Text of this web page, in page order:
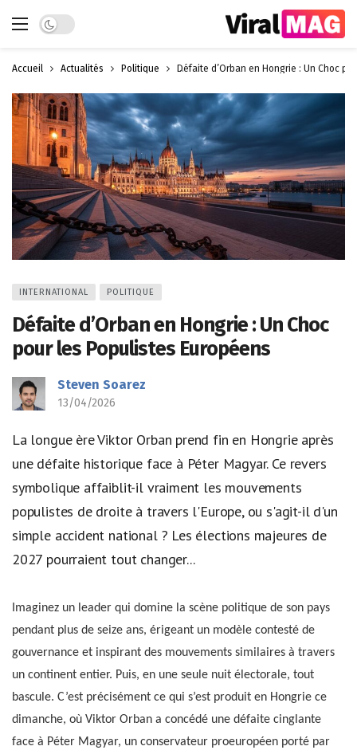
Dark mode
Accueil Actualités Politique Défaite d’Orban en Hongrie : Un Choc
INTERNATIONAL POLITIQUE
Défaite d’Orban en Hongrie : Un Choc
pour les Populistes Européens
Steven Soarez
13/04/2026
La longue ère Viktor Orban prend fin en Hongrie après
une défaite historique face à Péter Magyar. Ce revers
symbolique affaiblit-il vraiment les mouvements
populistes de droite à travers l'Europe, ou s'agit-il d'un
simple accident national ? Les élections majeures de
2027 pourraient tout changer...
Imaginez un leader qui domine la scène politique de son pays
pendant plus de seize ans, érigeant un modèle contesté de
gouvernance et inspirant des mouvements similaires à travers
un continent entier. Puis, en une seule nuit électorale, tout
bascule. C’est précisément ce qui s’est produit en Hongrie ce
dimanche, où Viktor Orban a concédé une défaite cinglante
face à Péter Magyar, un conservateur proeuropéen porté par